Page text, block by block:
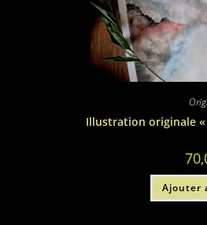
Illustration originale
Ajouter